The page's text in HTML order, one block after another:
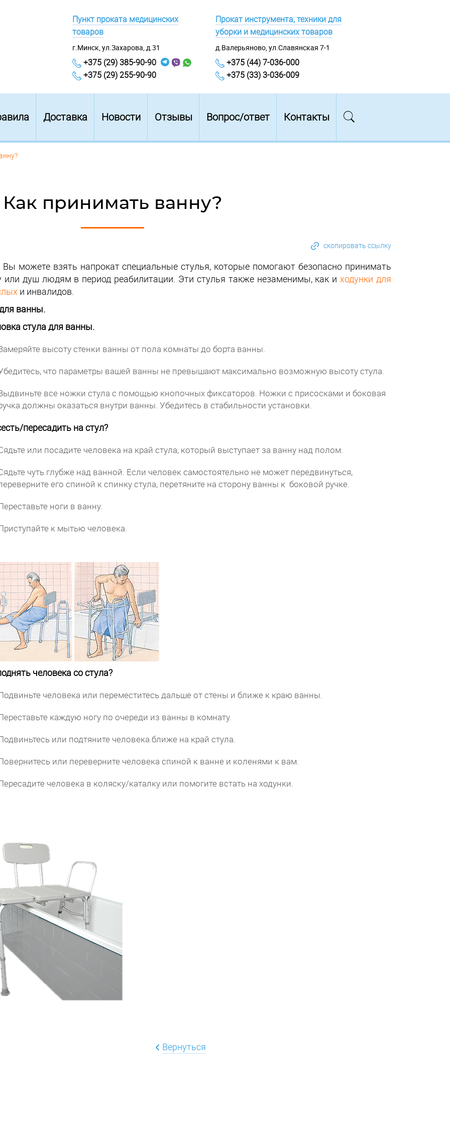
Пункт проката медицинских
товаров
г.Минск, ул.Захарова, д.31
+375 (29) 385-90-90
+375 (29) 255-90-90
Прокат инструмента, техники для
уборки и медицинских товаров
д.Валерьяново, ул.Славянская 7-1
+375 (44) 7-036-000
+375 (33) 3-036-009
Доставка Новости Отзывы Вопрос/ответ Контакты
Как принимать ванну?
скопировать ссылку
можете взять напрокат специальные стулья, которые помогают безопасно принимать
или душ людям в период реабилитации. Эти стулья также незаменимы, как иходунки для
и инвалидов.
ванны.
стула для ванны.
высоту стенки ванны от пола комнаты до борта ванны.
что параметры вашей ванны не превышают максимально возможную высоту стула.
все ножки стула с помощью кнопочных фиксаторов. Ножки с присосками и боковая
должны оказаться внутри ванны. Убедитесь в стабильности установки.
пересадить на стул?
или посадите человека на край стула, который выступает за ванну над полом.
чуть глубже над ванной. Если человек самостоятельно не может передвинуться,
его спиной к спинку стула, перетяните на сторону ванны к боковой ручке.
ноги в ванну.
к мытью человека.
человека со стула?
человека или переместитесь дальше от стены и ближе к краю ванны.
каждую ногу по очереди из ванны в комнату.
или подтяните человека ближе на край стула.
или переверните человека спиной к ванне и коленями к вам.
человека в коляску/каталку или помогите встать на ходунки.
Вернуться